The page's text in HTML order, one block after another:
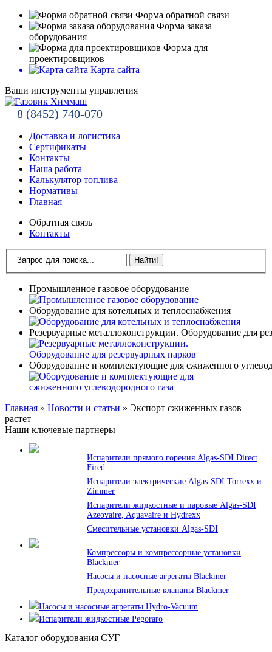
Форма обратной связи
Форма заказа
оборудования
Форма для
проектировщиков
Карта сайта
Ваши инструменты управления
8 (8452) 740-070
Доставка и логистика
Сертификаты
Контакты
Наша работа
Калькулятор топлива
Нормативы
Главная
Обратная связь
Контакты
Промышленное газовое оборудование
Оборудование для котельных и теплоснабжения
Резервуарные металлоконструкции. Оборудование для
Оборудование и комплектующие для сжиженного
Главная » Новости и статьи » Экспорт сжиженных газов
растет
Наши ключевые партнеры
Испарители прямого горения Algas-SDI Direct
Fired
Испарители электрические Algas-SDI Torrexx и
Zimmer
Испарители жидкостные и паровые Algas-SDI
Azeovaire, Aquavaire и Hydrexx
Смесительные установки Algas-SDI
Компрессоры и компрессорные установки
Blackmer
Насосы и насосные агрегаты Blackmer
Предохранительные клапаны Blackmer
Насосы и насосные агрегаты Hydro-Vacuum
Испарители жидкостные Pegoraro
Каталог оборудования СУГ